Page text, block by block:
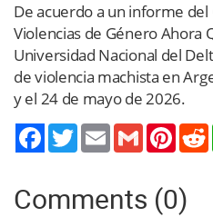
De acuerdo a un informe
Violencias de Género Ahora
Universidad Nacional del
de violencia machista en
y el 24 de mayo de 2026.
TwitterEmail Gmail
Comments (0)